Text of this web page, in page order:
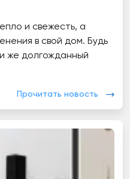
и свежесть, а
в свой дом. Будь
же долгожданный
Прочитать новость